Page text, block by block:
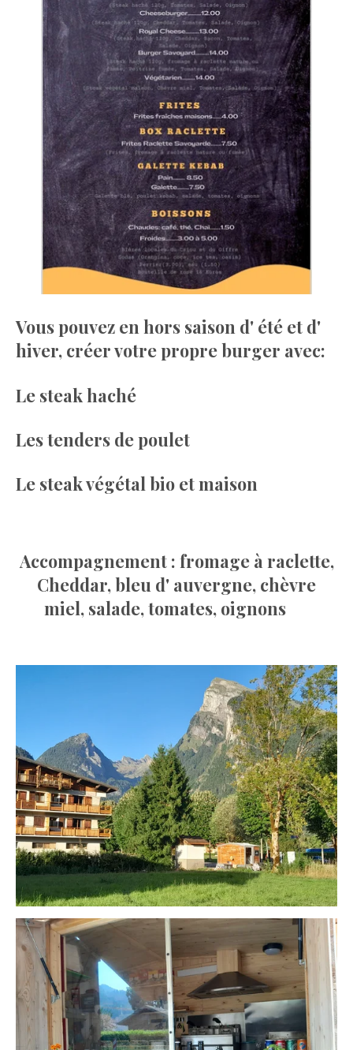
Vous pouvez en hors saison d' été et d'
hiver, créer votre propre burger avec:
Le steak haché
Les tenders de poulet
Le steak végétal bio et maison
Accompagnement : fromage à raclette,
Cheddar, bleu d' auvergne, chèvre
miel, salade, tomates, oignons